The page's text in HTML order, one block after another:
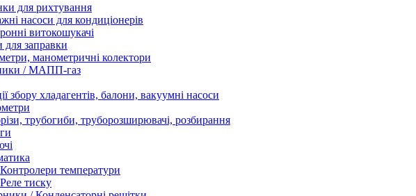
для рихтування
насоси для кондиціонерів
витокошукачі
для заправки
манометричні колектори
/ МАПП-газ
збору хладагентів, балони, вакуумні насоси
трубогиби, труборозширювачі, розбирання
Контролери температури
Реле тиску